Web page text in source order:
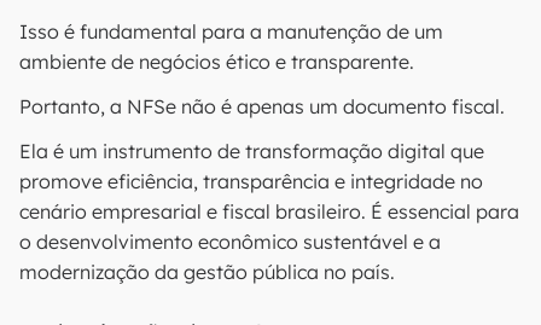
Isso é fundamental para a manutenção de um
ambiente de negócios ético e transparente.
Portanto, a NFSe não é apenas um documento fiscal.
Ela é um instrumento de transformação digital que
promove eficiência, transparência e integridade no
cenário empresarial e fiscal brasileiro. É essencial para
o desenvolvimento econômico sustentável e a
modernização da gestão pública no país.